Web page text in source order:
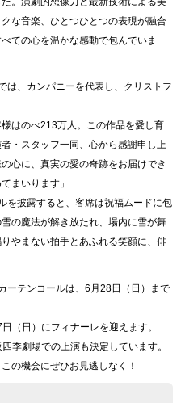
な音楽、ひとつひとつの表現が融合
ての心を温かな感動で包んでいま
は、カンパニーを代表し、クリストフ
はのべ213万人。この作品を愛し育
・スタッフ一同、心から感謝申し上
心に、真実の愛の奇跡をお届けでき
まいります」
を披露すると、客席は祝福ムードに包
の魔法が解き放たれ、場内に雪が舞
やまない拍手とあふれる笑顔に、俳
ーテンコールは、6月28日（日）まで
（日）にフィナーレを迎えます。
季劇場での上演も決定しています。
の機会にぜひお見逃しなく！